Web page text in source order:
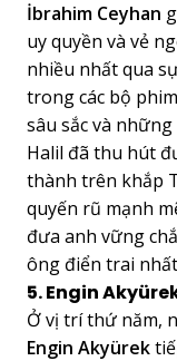
İbrahim Ceyhan
uy quyền và vẻ
nhiều nhất qua
trong các bộ
sâu sắc và
Halil đã thu hút
thành trên khắp
quyến rũ mạnh
đưa anh vững
ông điển trai
5. Engin
Ở vị trí thứ năm,
Engin Akyürek